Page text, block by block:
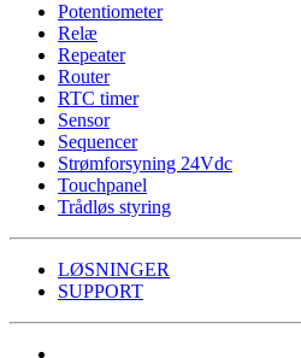
Potentiometer
Relæ
Repeater
Router
RTC timer
Sensor
Sequencer
Strømforsyning 24Vdc
Touchpanel
Trådløs styring
LØSNINGER
SUPPORT